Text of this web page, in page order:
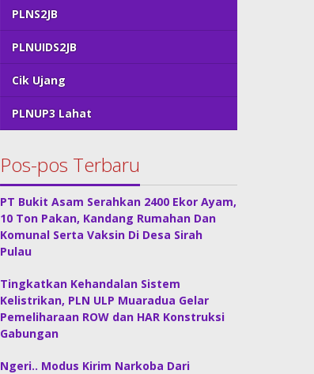
PLNS2JB
PLNUIDS2JB
Cik Ujang
PLNUP3 Lahat
Pos-pos Terbaru
PT Bukit Asam Serahkan 2400 Ekor Ayam,
10 Ton Pakan, Kandang Rumahan Dan
Komunal Serta Vaksin Di Desa Sirah
Pulau
Tingkatkan Kehandalan Sistem
Kelistrikan, PLN ULP Muaradua Gelar
Pemeliharaan ROW dan HAR Konstruksi
Gabungan
Ngeri.. Modus Kirim Narkoba Dari